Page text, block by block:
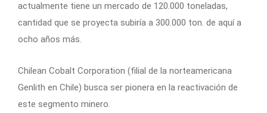
actualmente tiene un mercado de 120.000 toneladas,
cantidad que se proyecta subiría a 300.000 ton. de aquí a
ocho años más.
Chilean Cobalt Corporation (filial de la norteamericana
Genlith en Chile) busca ser pionera en la reactivación de
este segmento minero.